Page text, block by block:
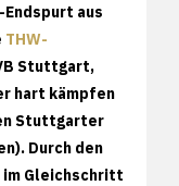
aus
THW-
Stuttgart,
hart kämpfen
Stuttgarter
Durch den
im Gleichschritt